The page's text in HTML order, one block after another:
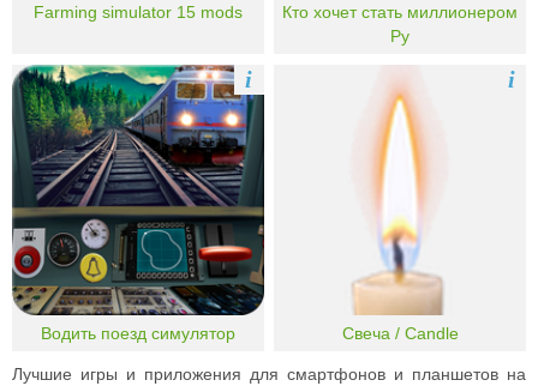
Farming simulator 15 mods
Кто хочет стать миллионером
Ру
Водить поезд симулятор
i
Свеча / Candle
i
Лучшие игры и приложения для смартфонов и планшетов на